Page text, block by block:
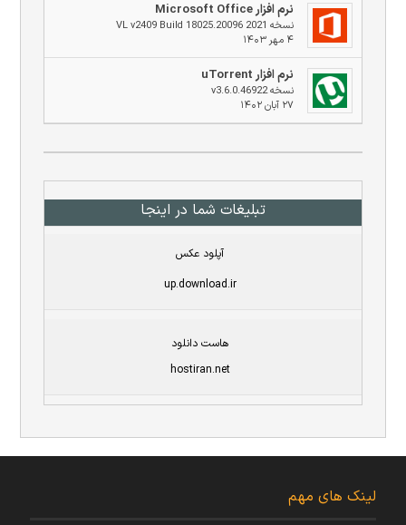
نرم افزار Microsoft Office
نسخه 2021 VL v2409 Build 18025.20096
۴ مهر ۱۴۰۳
نرم افزار uTorrent
نسخه v3.6.0.46922
۲۷ آبان ۱۴۰۲
تبلیغات شما در اینجا
آپلود عکس
up.download.ir
هاست دانلود
hostiran.net
لینک های مهم